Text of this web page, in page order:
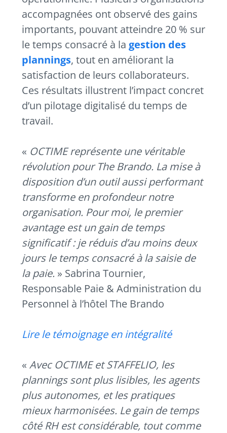
accompagnées ont observé des gains
importants, pouvant atteindre 20 % sur
le temps consacré à la gestion des
plannings, tout en améliorant la
satisfaction de leurs collaborateurs.
Ces résultats illustrent l’impact concret
d’un pilotage digitalisé du temps de
travail.
« OCTIME représente une véritable
révolution pour The Brando. La mise à
disposition d’un outil aussi performant
transforme en profondeur notre
organisation. Pour moi, le premier
avantage est un gain de temps
significatif : je réduis d’au moins deux
jours le temps consacré à la saisie de
la paie. » Sabrina Tournier,
Responsable Paie & Administration du
Personnel à l’hôtel The Brando
Lire le témoignage en intégralité
« Avec OCTIME et STAFFELIO, les
plannings sont plus lisibles, les agents
plus autonomes, et les pratiques
mieux harmonisées. Le gain de temps
côté RH est considérable, tout comme